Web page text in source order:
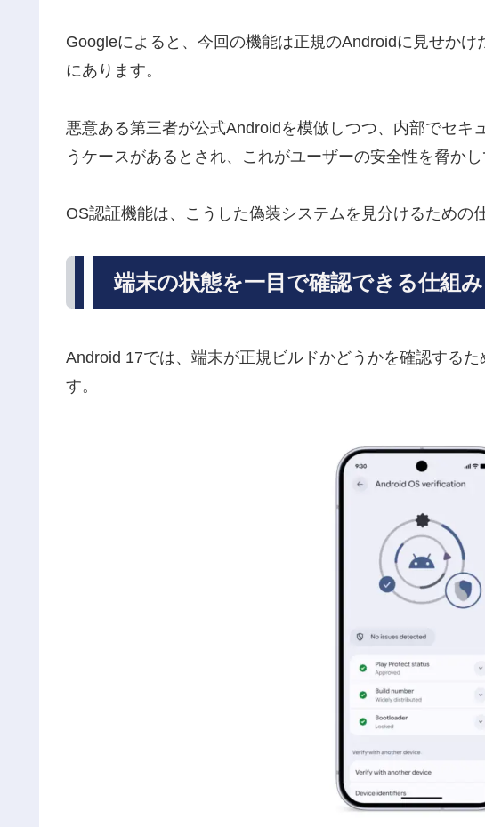
Googleによると、今回の機能は正規のAndroidに見せか
にあります。
悪意ある第三者が公式Androidを模倣しつつ、内部でセキ
うケースがあるとされ、これがユーザーの安全性を脅かし
OS認証機能は、こうした偽装システムを見分けるための
端末の状態を一目で確認できる仕組み
Android 17では、端末が正規ビルドかどうかを確認する
す。